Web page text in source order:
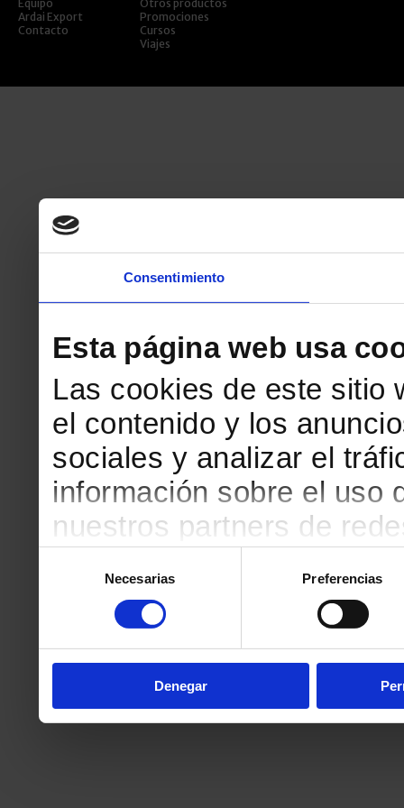
Consentimiento
Esta página web usa
Las cookies de este sitio
el contenido y los
sociales y analizar el
información sobre el uso
nuestros partners de
que les haya
partir del uso que haya
consentimiento
Necesarias Preferencias
Denegar
Equipo
Ardai Export
Contacto
Otros productos
Promociones
Cursos
Viajes